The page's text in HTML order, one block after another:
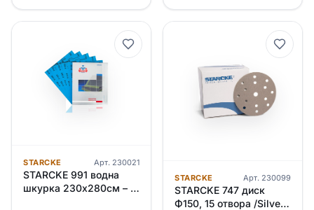
STARCKE Арт. 230021
STARCKE 991 водна
шкурка 230х280см – P
STARCKE Арт. 230099
STARCKE 747 диск
Ф150, 15 отвора /Silver/